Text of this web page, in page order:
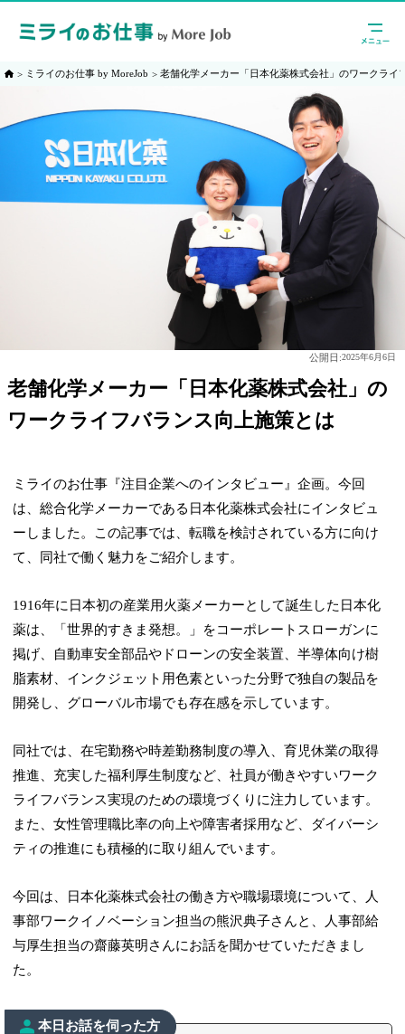
ミライのお仕事 by MoreJob 老舗化学メーカー「日本化薬株式会社」のワークライ
公開日:2025年6月6日
老舗化学メーカー「日本化薬株式会社」の
ワークライフバランス向上施策とは
ミライのお仕事『注目企業へのインタビュー』企画。今回
は、総合化学メーカーである日本化薬株式会社にインタビュ
ーしました。この記事では、転職を検討されている方に向け
て、同社で働く魅力をご紹介します。
1916年に日本初の産業用火薬メーカーとして誕生した日本化
薬は、「世界的すきま発想。」をコーポレートスローガンに
掲げ、自動車安全部品やドローンの安全装置、半導体向け樹
脂素材、インクジェット用色素といった分野で独自の製品を
開発し、グローバル市場でも存在感を示しています。
同社では、在宅勤務や時差勤務制度の導入、育児休業の取得
推進、充実した福利厚生制度など、社員が働きやすいワーク
ライフバランス実現のための環境づくりに注力しています。
また、女性管理職比率の向上や障害者採用など、ダイバーシ
ティの推進にも積極的に取り組んでいます。
今回は、日本化薬株式会社の働き方や職場環境について、人
事部ワークイノベーション担当の熊沢典子さんと、人事部給
与厚生担当の齋藤英明さんにお話を聞かせていただきまし
た。
本日お話を伺った方